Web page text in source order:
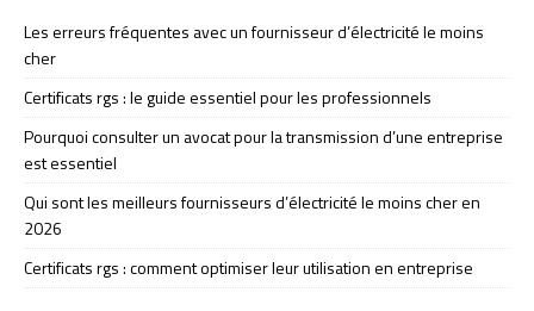
Les erreurs fréquentes avec un fournisseur d’électricité le moins
cher
Certificats rgs : le guide essentiel pour les professionnels
Pourquoi consulter un avocat pour la transmission d’une entreprise
est essentiel
Qui sont les meilleurs fournisseurs d’électricité le moins cher en
2026
Certificats rgs : comment optimiser leur utilisation en entreprise